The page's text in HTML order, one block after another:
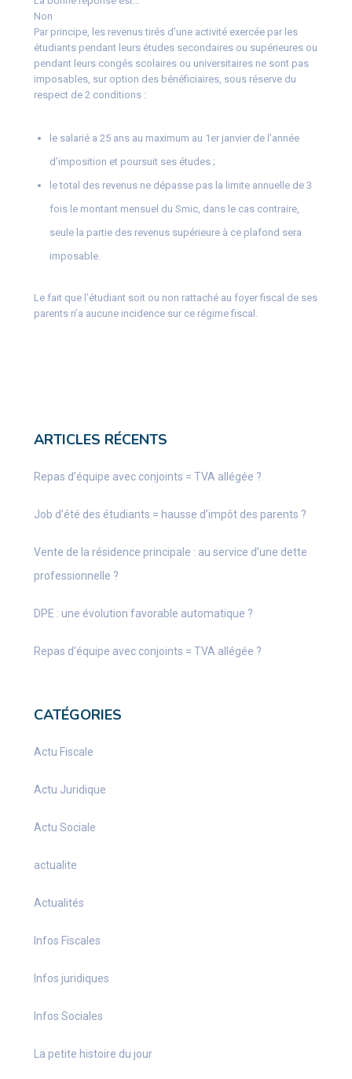
Non
Par principe, les revenus tirés d’une activité exercée par les
étudiants pendant leurs études secondaires ou supérieures ou
pendant leurs congés scolaires ou universitaires ne sont pas
imposables, sur option des bénéficiaires, sous réserve du
respect de 2 conditions :
le salarié a 25 ans au maximum au 1er janvier de l’année
d’imposition et poursuit ses études ;
le total des revenus ne dépasse pas la limite annuelle de 3
fois le montant mensuel du Smic, dans le cas contraire,
seule la partie des revenus supérieure à ce plafond sera
imposable.
Le fait que l’étudiant soit ou non rattaché au foyer fiscal de ses
parents n’a aucune incidence sur ce régime fiscal.
ARTICLES RÉCENTS
Repas d’équipe avec conjoints = TVA allégée ?
Job d’été des étudiants = hausse d’impôt des parents ?
Vente de la résidence principale : au service d’une dette
professionnelle ?
DPE : une évolution favorable automatique ?
Repas d’équipe avec conjoints = TVA allégée ?
CATÉGORIES
Actu Fiscale
Actu Juridique
Actu Sociale
actualite
Actualités
Infos Fiscales
Infos juridiques
Infos Sociales
La petite histoire du jour